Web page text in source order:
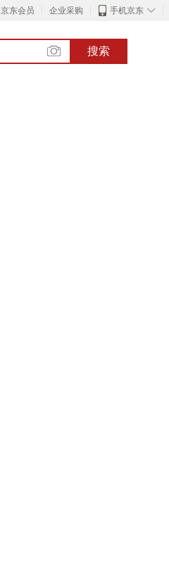
京东会员 企业采购 ◇
手机京东
搜索